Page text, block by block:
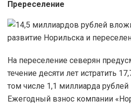
Пререселение
На переселение северян
течение десяти лет истратить
том числе 1,1 миллиарда
Ежегодный взнос компании